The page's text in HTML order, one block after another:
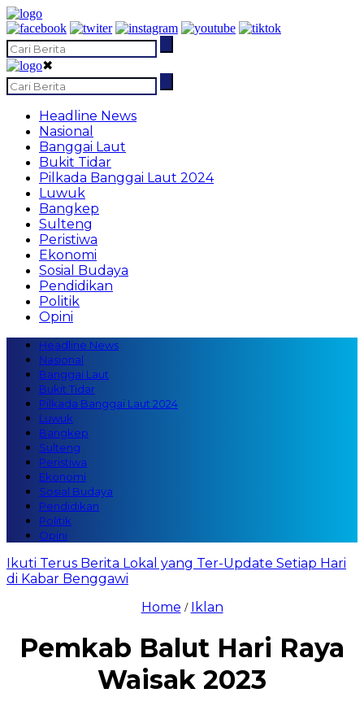
✖
Headline News
Nasional
Banggai Laut
Bukit Tidar
Pilkada Banggai Laut 2024
Luwuk
Bangkep
Sulteng
Peristiwa
Ekonomi
Sosial Budaya
Pendidikan
Politik
Opini
Headline News
Nasional
Banggai Laut
Bukit Tidar
Pilkada Banggai Laut 2024
Luwuk
Bangkep
Sulteng
Peristiwa
Ekonomi
Sosial Budaya
Pendidikan
Politik
Opini
Ikuti Terus Berita Lokal yang Ter-Update Setiap Hari
di Kabar Benggawi
Home / Iklan
Pemkab Balut Hari Raya
Waisak 2023